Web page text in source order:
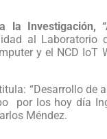
la Investigación,
al Laboratorio
y el NCD IoT
“Desarrollo de
por los hoy día
Méndez.